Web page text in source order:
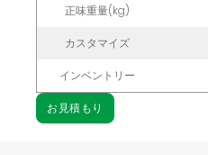
正味重量(kg)
カスタマイズ
インベントリー
お見積もり